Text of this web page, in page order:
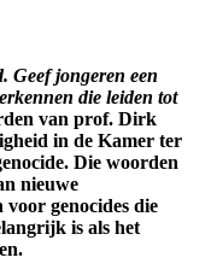
Geef jongeren een
die leiden tot
van prof. Dirk
in de Kamer ter
Die woorden
nieuwe
voor genocides die
is als het